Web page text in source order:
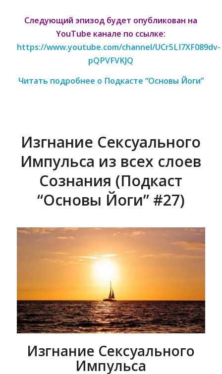
Следующий эпизод будет опубликован на
YouTube канале по ссылке:
https://www.youtube.com/channel/UCr5LI7XF089dv-
pQPVFVKJQ
Читать подробнее о Подкасте “Основы Йоги”
Изгнание Сексуального
Импульса из всех слоев
Сознания (Подкаст
“Основы Йоги” #27)
Изгнание Сексуального
Импульса